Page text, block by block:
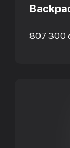
807 300